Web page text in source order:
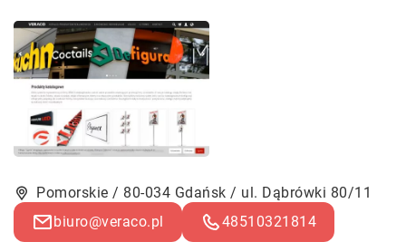
Pomorskie / 80-034 Gdańsk / ul. Dąbrówki 80/11
biuro@veraco.pl
48510321814